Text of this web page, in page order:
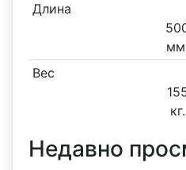
Длина
Вес
кг.
Недавно